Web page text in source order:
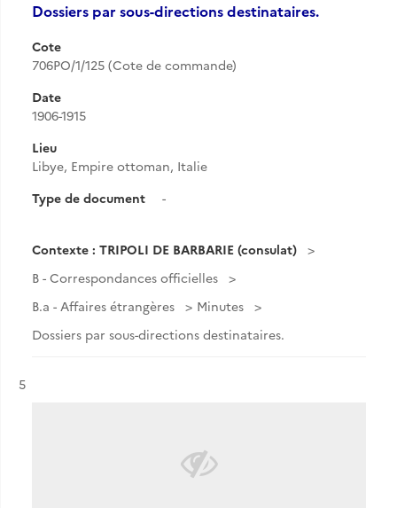
Dossiers par sous-directions destinataires.
Cote
706PO/1/125 (Cote de commande)
Date
1906-1915
Lieu
Libye, Empire ottoman, Italie
Type de document
-
Contexte : TRIPOLI DE BARBARIE (consulat)
B - Correspondances officielles
B.a - Affaires étrangères
Minutes
Dossiers par sous-directions destinataires.
Résultat n°
5